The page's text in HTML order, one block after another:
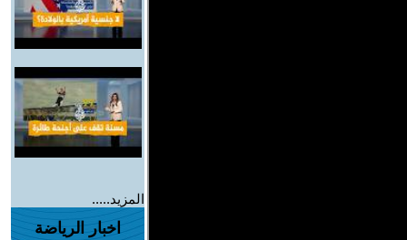
المزيد.....
اخبار الرياضة